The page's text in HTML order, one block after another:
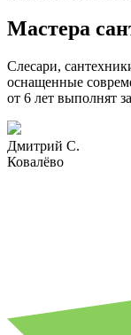
Мастера
Слесари,
оснащенные
от 6 лет выполнят
Дмитрий С.
Ковалёво